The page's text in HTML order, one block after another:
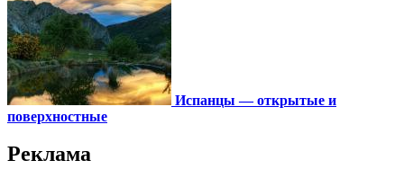
Испанцы — открытые и
поверхностные
Реклама